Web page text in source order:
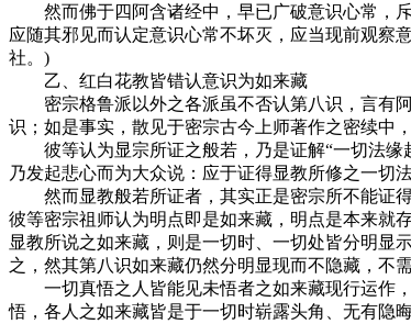
然而佛于四阿含诸经中，早已广破意识心常，斥
应随其邪见而认定意识心常不坏灭，应当现前观察
社。)
乙、红白花教皆错认意识为如来藏
密宗格鲁派以外之各派虽不否认第八识，言有阿
识；如是事实，散见于密宗古今上师著作之密续中
彼等认为显宗所证之般若，乃是证解“一切法缘
乃发起悲心而为大众说：应于证得显教所修之一切
然而显教般若所证者，其实正是密宗所不能证得
彼等密宗祖师认为明点即是如来藏，明点是本来就
显教所说之如来藏，则是一切时、一切处皆分明
之，然其第八识如来藏仍然分明显现而不隐藏，不
一切真悟之人皆能见未悟者之如来藏现行运作，
悟，各人之如来藏皆是于一切时崭露头角、无有隐